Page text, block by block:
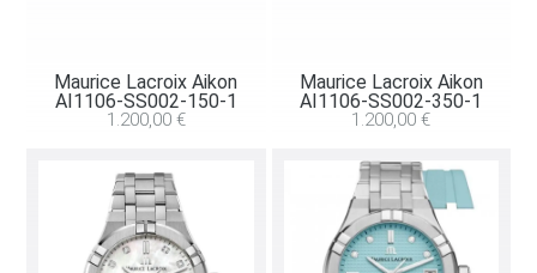
Maurice Lacroix Aikon
AI1106-SS002-150-1
1.200,00 €
Maurice Lacroix Aikon
AI1106-SS002-350-1
1.200,00€